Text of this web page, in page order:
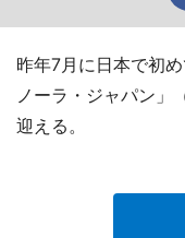
昨年7月に日本で初
ノーラ・ジャパン」
迎える。